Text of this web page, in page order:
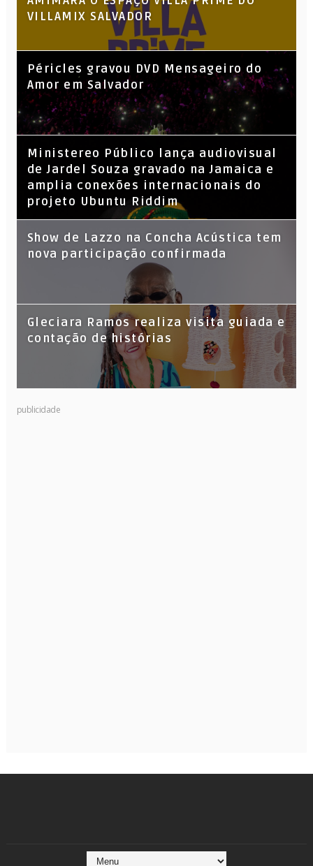
VILLAMIX SALVADOR
Péricles gravou DVD Mensageiro do
Amor em Salvador
​Ministereo Público lança audiovisual
de Jardel Souza gravado na Jamaica e
amplia conexões internacionais do
projeto Ubuntu Riddim
Show de Lazzo na Concha Acústica tem
nova participação confirmada
Gleciara Ramos realiza visita guiada e
contação de histórias
publicidade